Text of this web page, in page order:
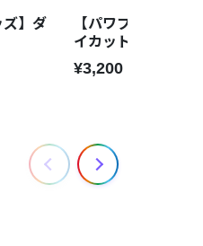
ズ】ダ
【パワプロ×にじ
イカットクッショ
¥3,200